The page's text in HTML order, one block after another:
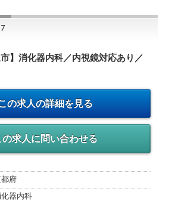
】消化器内科／内視鏡対応あり／
の求人の詳細を見る
の求人に問い合わせる
都府
化器内科